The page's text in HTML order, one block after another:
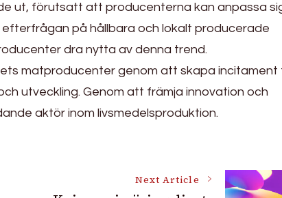
ut, förutsatt att producenterna kan anpassa
på hållbara och lokalt producerade
dra nytta av denna trend.
matproducenter genom att skapa incitament
utveckling. Genom att främja innovation och
aktör inom livsmedelsproduktion.
Next Article